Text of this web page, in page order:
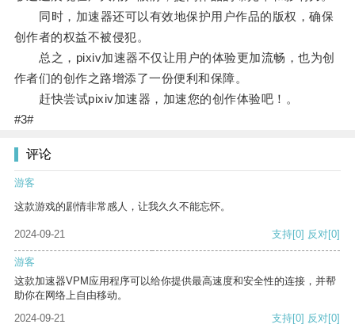
同时，加速器还可以有效地保护用户作品的版权，确保
创作者的权益不被侵犯。
总之，pixiv加速器不仅让用户的体验更加流畅，也为创
作者们的创作之路增添了一份便利和保障。
赶快尝试pixiv加速器，加速您的创作体验吧！。
#3#
评论
游客
这款游戏的剧情非常感人，让我久久不能忘怀。
2024-09-21 支持[0] 反对[0]
游客
这款加速器VPM应用程序可以给你提供最高速度和安全性的连接，并帮
助你在网络上自由移动。
2024-09-21
支持[0] 反对[0]